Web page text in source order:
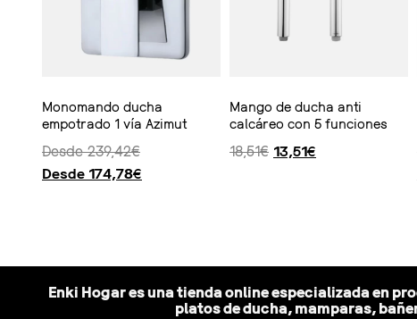
Monomando ducha
empotrado 1 vía Azimut
Desde239,42€
Desde 174,78€
Mango de ducha anti
calcáreo con 5 funciones
18,51€ 13,51€
Enki Hogar es una tienda online especializada en
platos de ducha, mamparas,